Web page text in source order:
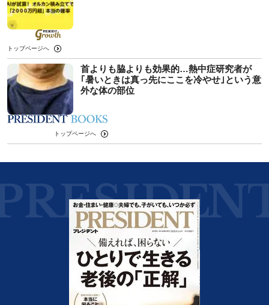
トップページへ
首よりも脇よりも効果的…熱中症研究者が
｢暑いときは真っ先にここを冷やせ｣という意
外な体の部位
トップページへ